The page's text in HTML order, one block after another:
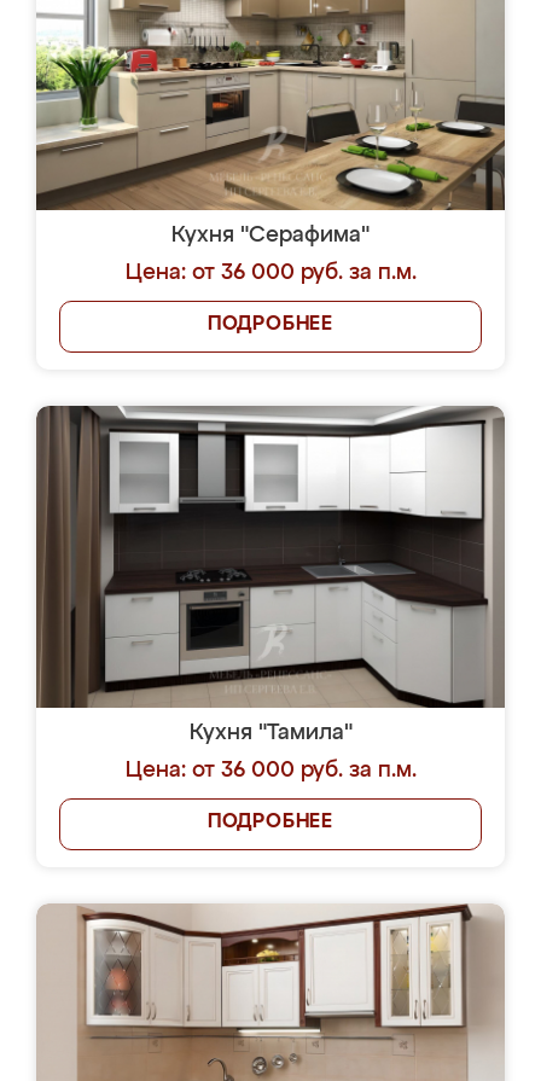
Кухня "Серафима"
Цена: от 36 000 руб. за п.м.
ПОДРОБНЕЕ
Кухня "Тамила"
Цена: от 36 000 руб. за п.м.
ПОДРОБНЕЕ